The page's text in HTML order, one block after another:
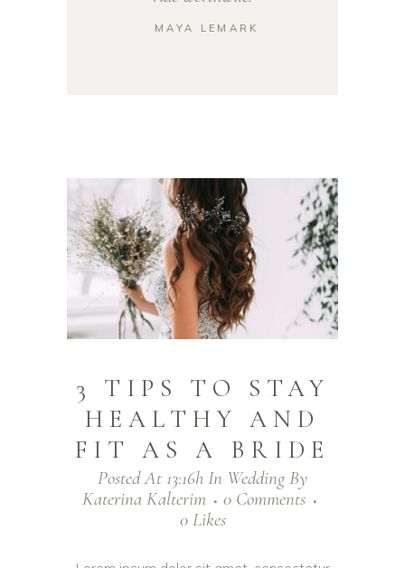
MAYA LEMARK
3 TIPS TO STAY
HEALTHY AND
FIT AS A BRIDE
Posted At 13:16h In Wedding By
Katerina Kalterim
0 Comments
0 Likes